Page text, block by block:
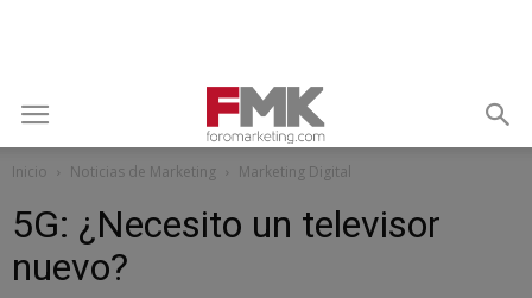
Inicio Noticias de Marketing Marketing Digital
5G: ¿Necesito un televisor
nuevo?